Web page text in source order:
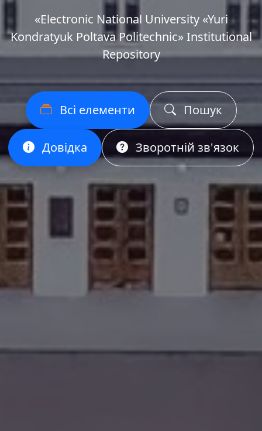
«Еlectronic National University «Yuri
Kondratyuk Poltava Politechnic» Institutional
Repository
Всі елементи Пошук
Довідка Зворотній зв'язок